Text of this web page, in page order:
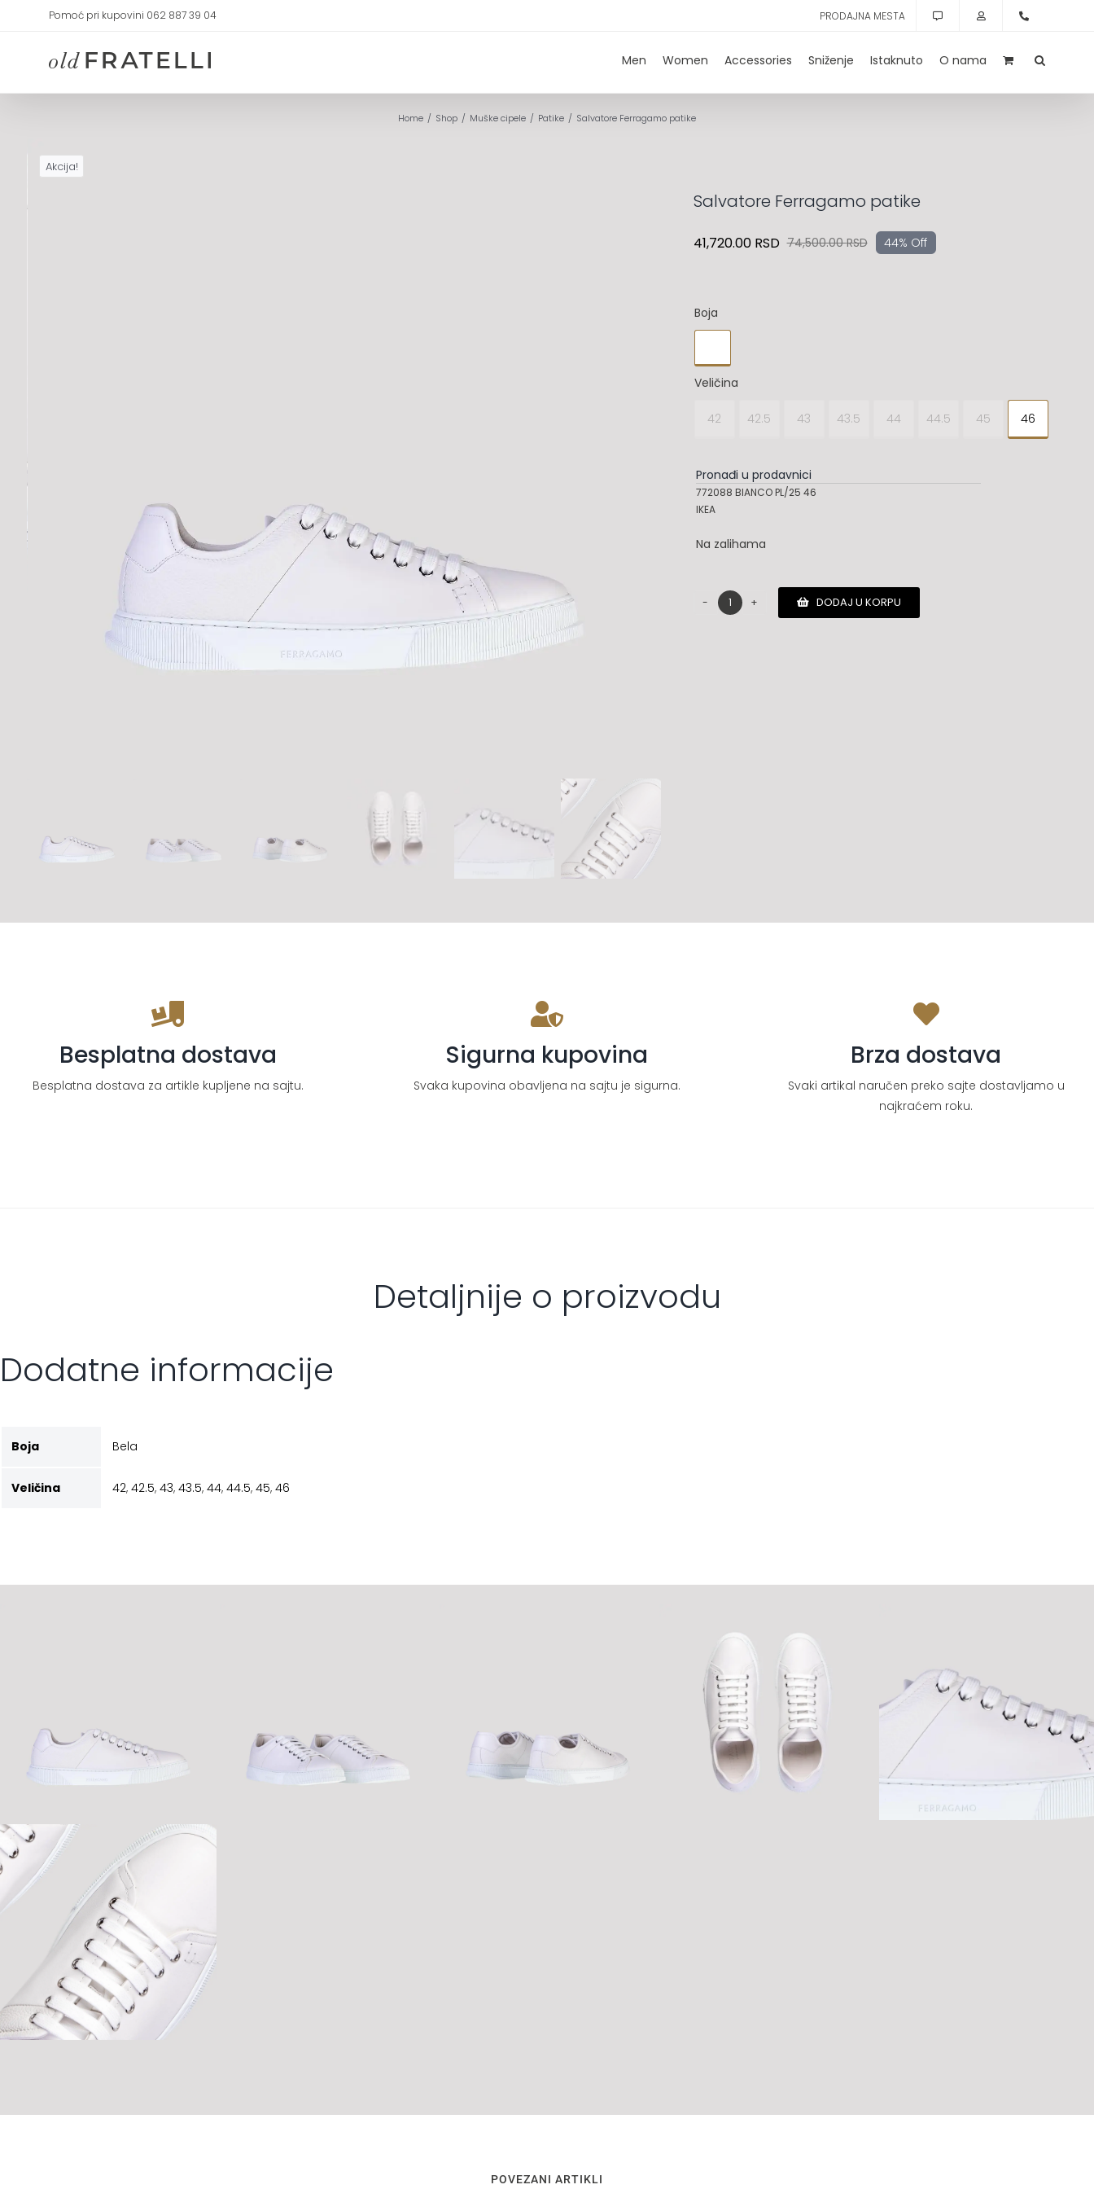
Pomoć pri kupovini 062 887 39 04 PRODAJNA MESTA
Men Women Accessories Sniženje Istaknuto O nama
Home Shop Muške cipele Patike Salvatore Ferragamo patike
Akcija!
Salvatore Ferragamo patike
74,500.00RSDOriginalna
41,720.00 RSD
Trenutna
44% Off
Boja
Veličina
42 42.5 43 43.5 44 44.5 45 46
Pronađi u prodavnici
772088 BIANCO PL/25 46
IKEA
Na zalihama
Salvatore
DODAJ U KORPU
Besplatna dostava
Besplatna dostava za artikle kupljene na sajtu.
Sigurna kupovina
Svaka kupovina obavljena na sajtu je sigurna.
Brza dostava
Svaki artikal naručen preko sajte dostavljamo u
najkraćem roku.
Detaljnije o proizvodu
Dodatne informacije
Boja Bela
Veličina 42, 42.5, 43, 43.5, 44, 44.5, 45, 46
POVEZANI ARTIKLI